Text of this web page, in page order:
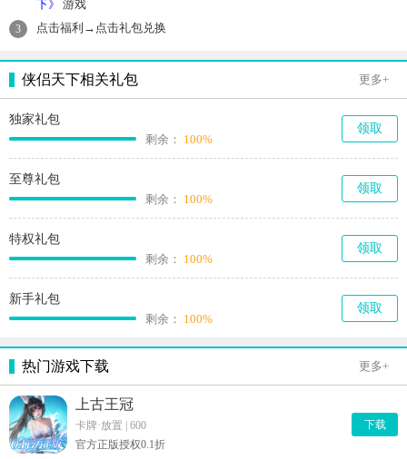
下》
游戏
3 点击福利→点击礼包兑换
侠侣天下相关礼包 更多+
独家礼包
剩余： 100%
领取
至尊礼包
剩余： 100%
领取
特权礼包
剩余： 100%
领取
新手礼包
剩余： 100%
领取
热门游戏下载 更多+
上古王冠
卡牌·放置
600
官方正版授权0.1折
下载